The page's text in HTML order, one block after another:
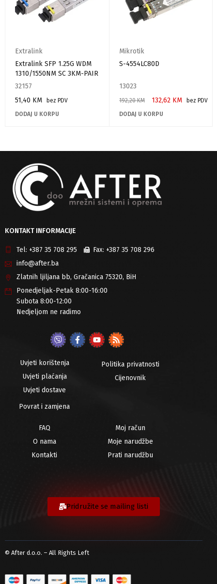
Extralink
Extralink SFP 1.25G WDM
1310/1550NM SC 3KM-PAIR
32157
51,40 KM
bez PDV
DODAJ U KORPU
Mikrotik
S-4554LC80D
13023
192,20KM 132,62 KM
bez PDV
DODAJ U KORPU
KONTAKT INFORMACIJE
Tel: +387 35 708 295 Fax: +387 35 708 296
info@after.ba
Zlatnih ljiljana bb, Gračanica 75320, BiH
Ponedjeljak-Petak 8:00-16:00
Subota 8:00-12:00
Nedjeljom ne radimo
Uvjeti korištenja
Uvjeti plaćanja
Uvjeti dostave
Povrat i zamjena
Politika privatnosti
Cijenovnik
FAQ
O nama
Kontakti
Moj račun
Moje narudžbe
Prati narudžbu
Pridružite se mailing listi
© After d.o.o. – All Rights Left